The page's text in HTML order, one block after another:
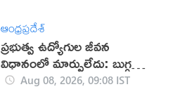
ఆంధ్రప్రదేశ్
ప్రభుత్వ ఉద్యోగుల జీవన
విధానంలో మార్పులేదు: బుగ్గన
(వీడియో)
Aug 08, 2026, 09:08 IST